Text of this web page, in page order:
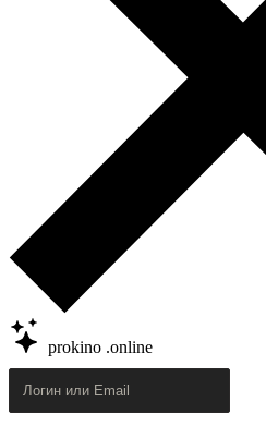
prokino .online